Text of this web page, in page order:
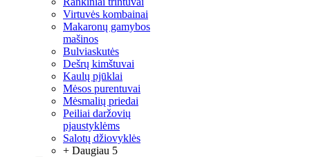
Virtuvės kombainai
Makaronų gamybos
mašinos
Bulviaskutės
Dešrų kimštuvai
Kaulų pjūklai
Mėsos purentuvai
Mėsmalių priedai
Peiliai daržovių
pjaustyklėms
Salotų džiovyklės
+ Daugiau 5